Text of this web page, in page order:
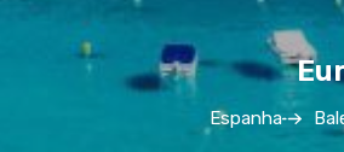
Espanha